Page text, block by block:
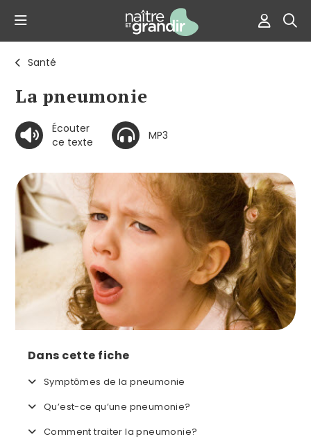
Santé
La pneumonie
Écouter
ce texte
MP3
Dans cette fiche
Symptômes de la pneumonie
Qu’est-ce qu’une pneumonie?
Comment traiter la pneumonie?